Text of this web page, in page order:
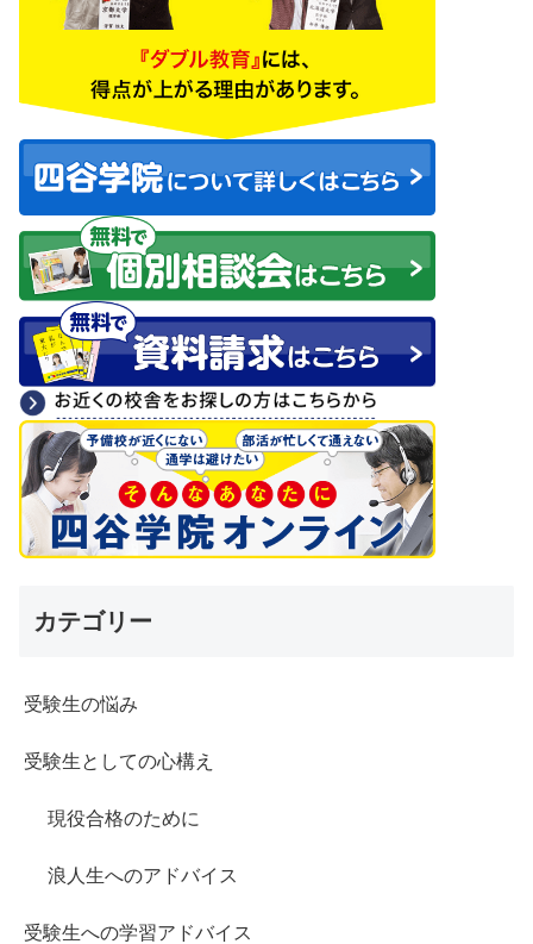
カテゴリー
受験生の悩み
受験生としての心構え
現役合格のために
浪人生へのアドバイス
受験生への学習アドバイス